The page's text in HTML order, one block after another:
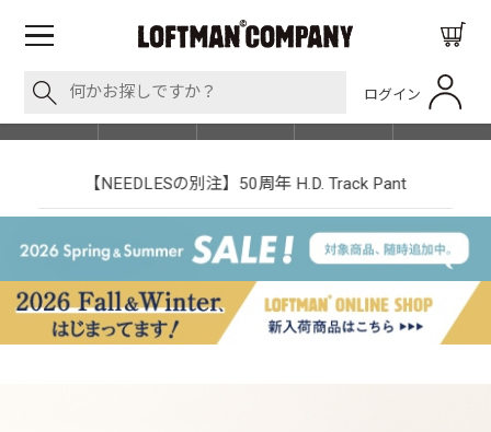
ログイン
SHOP LIST
【NEEDLESの別注】50周年 H.D. Track Pant